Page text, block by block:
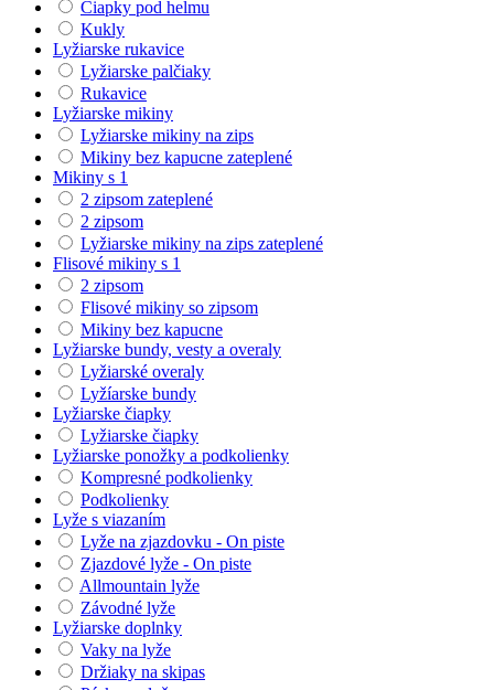
Čiapky pod helmu
Kukly
Lyžiarske rukavice
Lyžiarske palčiaky
Rukavice
Lyžiarske mikiny
Lyžiarske mikiny na zips
Mikiny bez kapucne zateplené
Mikiny s 1
2 zipsom zateplené
2 zipsom
Lyžiarske mikiny na zips zateplené
Flisové mikiny s 1
2 zipsom
Flisové mikiny so zipsom
Mikiny bez kapucne
Lyžiarske bundy, vesty a overaly
Lyžiarské overaly
Lyžíarske bundy
Lyžiarske čiapky
Lyžiarske čiapky
Lyžiarske ponožky a podkolienky
Kompresné podkolienky
Podkolienky
Lyže s viazaním
Lyže na zjazdovku - On piste
Zjazdové lyže - On piste
Allmountain lyže
Závodné lyže
Lyžiarske doplnky
Vaky na lyže
Držiaky na skipas